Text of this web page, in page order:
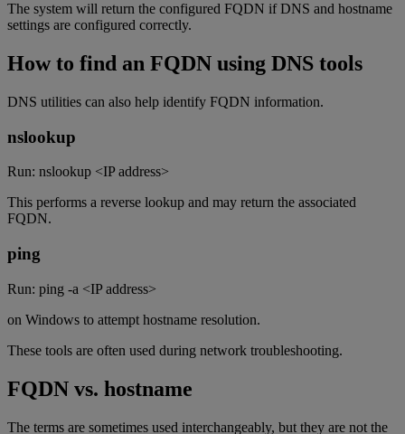
The system will return the configured FQDN if DNS and hostname
settings are configured correctly.
How to find an FQDN using DNS tools
DNS utilities can also help identify FQDN information.
nslookup
Run: nslookup <IP address>
This performs a reverse lookup and may return the associated
FQDN.
ping
Run: ping -a <IP address>
on Windows to attempt hostname resolution.
These tools are often used during network troubleshooting.
FQDN vs. hostname
The terms are sometimes used interchangeably, but they are not the